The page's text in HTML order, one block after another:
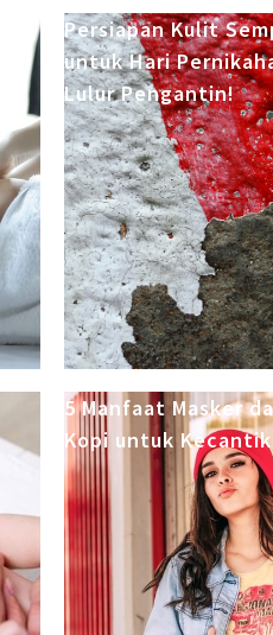
Persiapan Kulit
untuk Hari
Lulur Pengantin!
5 Manfaat Masker
Kopi untuk